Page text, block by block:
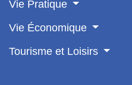
Vie Pratique
Vie Économique
Tourisme et Loisirs